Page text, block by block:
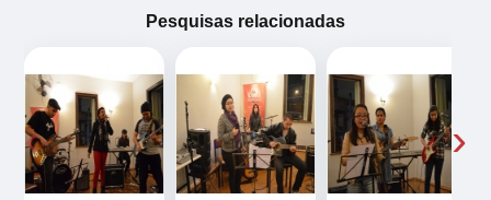
Pesquisas relacionadas
‹ ›